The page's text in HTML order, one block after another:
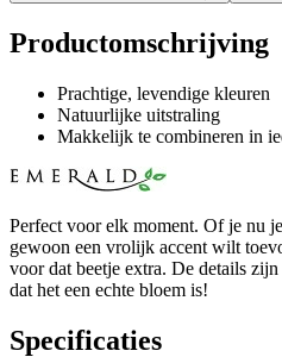
Productomschrijving
Prachtige, levendige kleuren
Natuurlijke uitstraling
Makkelijk te combineren in
Perfect voor elk moment. Of je nu
gewoon een vrolijk accent wilt
voor dat beetje extra. De details
dat het een echte bloem is!
Specificaties